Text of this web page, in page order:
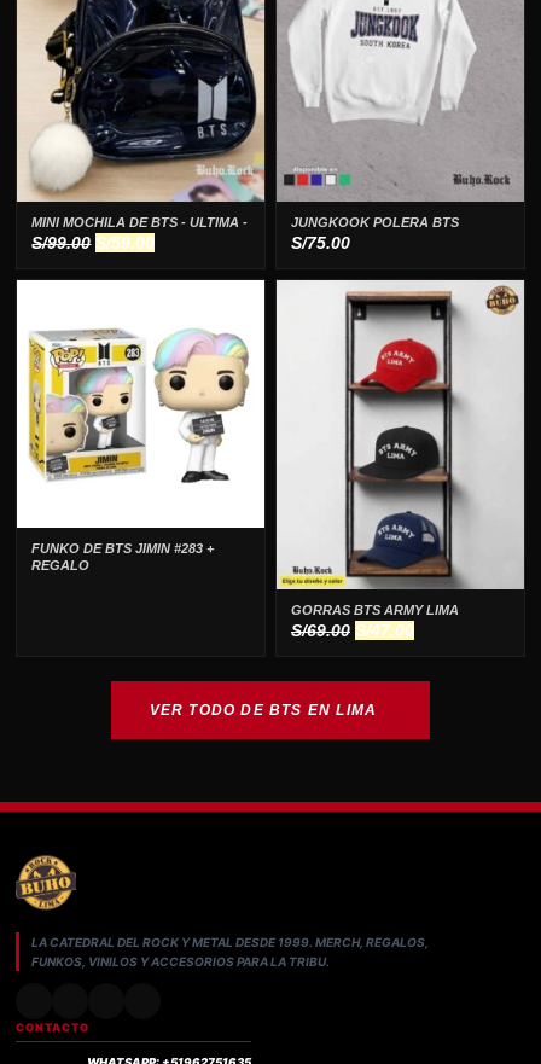
MINI MOCHILA DE BTS - ULTIMA -
S/99.00 El
S/99.00.
S/59.00El
S/59.00.
JUNGKOOK POLERA BTS
S/75.00
FUNKO DE BTS JIMIN #283 +
REGALO
GORRAS BTS ARMY LIMA
S/69.00 El
original
era:
S/47.00El
actual
VER TODO DE BTS EN LIMA
LA CATEDRAL DEL ROCK Y METAL DESDE 1999. MERCH, REGALOS,
FUNKOS, VINILOS Y ACCESORIOS PARA LA TRIBU.
CONTACTO